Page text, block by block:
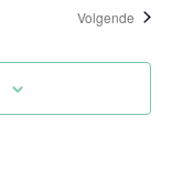
Volgende